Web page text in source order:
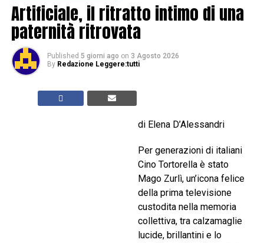
Artificiale, il ritratto intimo di una
paternità ritrovata
Published 5 giorni ago on 3 Agosto 2026
By Redazione Leggere:tutti
di Elena D’Alessandri
Per generazioni di italiani
Cino Tortorella è stato
Mago Zurlì, un’icona felice
della prima televisione
custodita nella memoria
collettiva, tra calzamaglie
lucide, brillantini e lo